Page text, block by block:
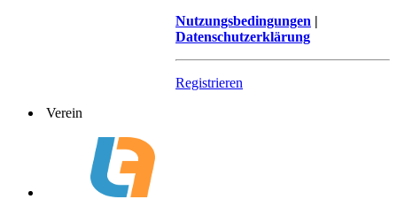
Nutzungsbedingungen |
Datenschutzerklärung
Registrieren
Verein